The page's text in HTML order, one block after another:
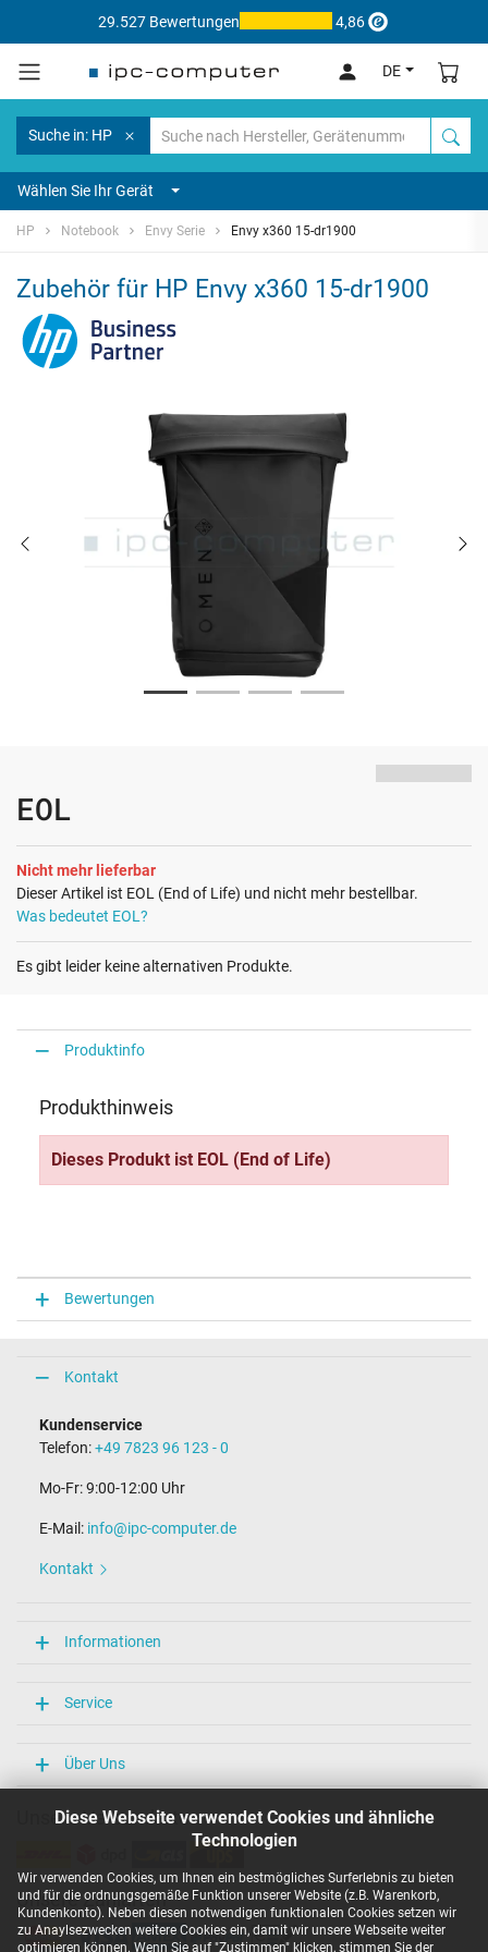
Diese Webseite verwendet Cookies und ähnliche
Technologien
Wir verwenden Cookies, um Ihnen ein bestmögliches Surferlebnis zu bieten
und für die ordnungsgemäße Funktion unserer Website (z.B. Warenkorb,
Kundenkonto). Neben diesen notwendigen funktionalen Cookies setzen wir
zu Anaylsezwecken weitere Cookies ein, damit wir unsere Webseite weiter
optimieren können. Wenn Sie auf "Zustimmen" klicken, stimmen Sie der
29.527 Bewertungen 4,86
DE
Suche in: HP
Wählen Sie Ihr Gerät
HP Notebook Envy Serie Envy x360 15-dr1900
Zubehör für HP Envy x360 15-dr1900
EOL
Nicht mehr lieferbar
Dieser Artikel ist EOL (End of Life) und nicht mehr bestellbar.
Was bedeutet EOL?
Es gibt leider keine alternativen Produkte.
Produktinfo
Produkthinweis
Dieses Produkt ist EOL (End of Life)
Bewertungen
Kontakt
Kundenservice
Telefon:+49 7823 96 123 - 0
Mo-Fr: 9:00-12:00 Uhr
E-Mail: info@ipc-computer.de
Kontakt
Informationen
Service
Über Uns
Unsere Versandarten
Unsere Zahlarten